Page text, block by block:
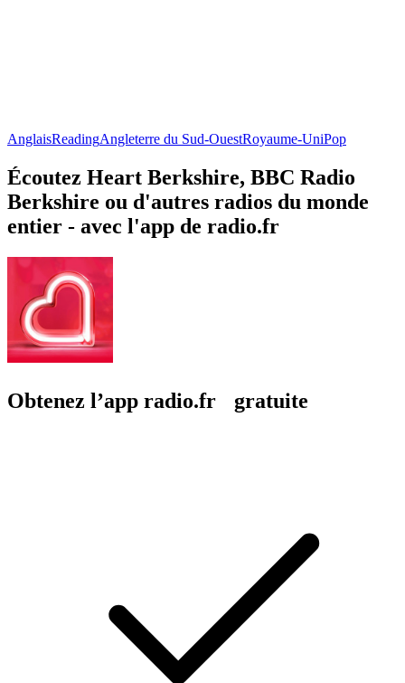
AnglaisReadingAngleterre du Sud-OuestRoyaume-UniPop
Écoutez Heart Berkshire, BBC Radio
Berkshire ou d'autres radios du monde
entier - avec l'app de radio.fr
Obtenez l’app radio.fr gratuite